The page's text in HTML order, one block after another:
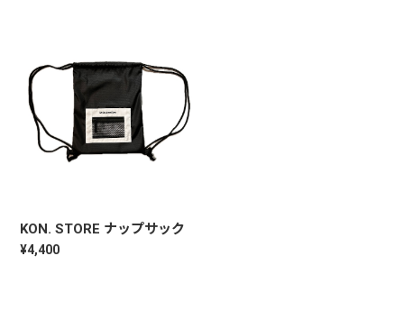
KON. STORE ナップサック
¥4,400